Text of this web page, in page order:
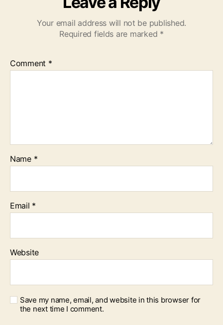
Your email address will not be published.
Required fields are marked *
Comment *
Name *
Email *
Website
Save my name, email, and website in this browser for
the next time I comment.